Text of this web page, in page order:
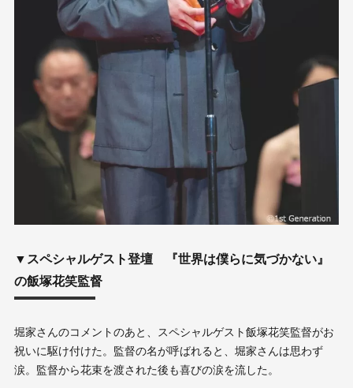
▼スペシャルゲスト登壇 『世界は僕らに気づかない』
の飯塚花笑監督
堀家さんのコメントのあと、スペシャルゲスト飯塚花笑監督がお
祝いに駆け付けた。監督の名が呼ばれると、堀家さんは思わず
涙。監督から花束を渡された後も喜びの涙を流した。